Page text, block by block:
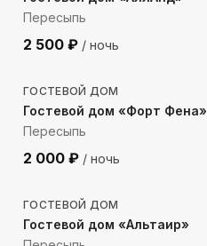
Пересыпь
2 500 ₽ / ночь
71м до моря
ГОСТЕВОЙ ДОМ
Гостевой дом «Форт Фена»
Пересыпь
2 000 ₽ / ночь
199м до моря
ГОСТЕВОЙ ДОМ
Гостевой дом «Альтаир»